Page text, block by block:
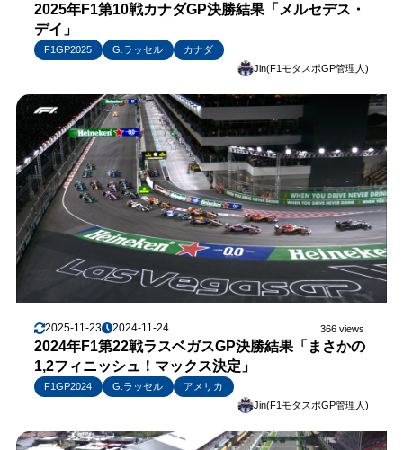
2025年F1第10戦カナダGP決勝結果「メルセデス・
デイ」
F1GP2025 G.ラッセル
カナダ
Jin(F1モタスポGP管理人)
2025-11-23 2024-11-24 366 views
2024年F1第22戦ラスベガスGP決勝結果「まさかの
1,2フィニッシュ！マックス決定」
F1GP2024 G.ラッセル
アメリカ
Jin(F1モタスポGP管理人)